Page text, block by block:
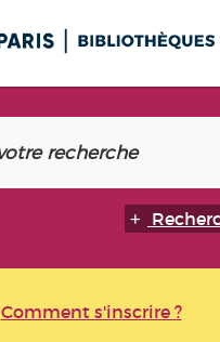
Comment s'inscrire ?